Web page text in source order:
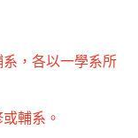
，各以一學系所
輔系。